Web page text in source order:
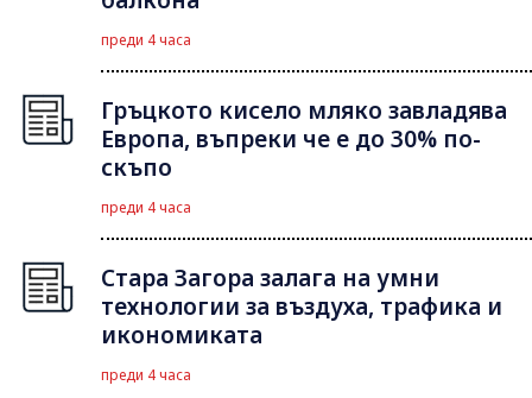
преди 4 часа
Гръцкото кисело мляко завладява
Европа, въпреки че е до 30% по-
скъпо
преди 4 часа
Стара Загора залага на умни
технологии за въздуха, трафика и
икономиката
преди 4 часа